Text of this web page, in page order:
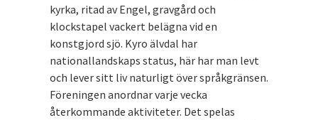
kyrka, ritad av Engel, gravgård och
klockstapel vackert belägna vid en
konstgjord sjö. Kyro älvdal har
nationallandskaps status, här har man levt
och lever sitt liv naturligt över språkgränsen.
Föreningen anordnar varje vecka
återkommande aktiviteter. Det spelas